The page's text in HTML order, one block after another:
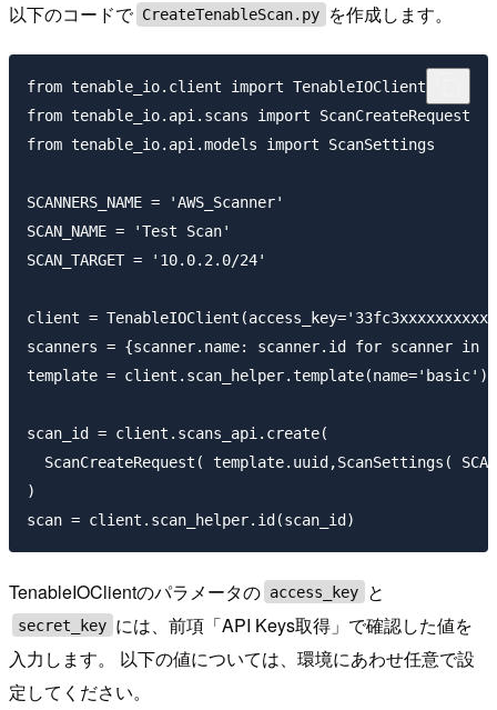
以下のコードで CreateTenableScan.py を作成します。
from tenable_io.client import TenableIOClient
from tenable_io.api.scans import ScanCreateRequest
from tenable_io.api.models import ScanSettings
SCANNERS_NAME = 'AWS_Scanner'
SCAN_NAME = 'Test Scan'
SCAN_TARGET = '10.0.2.0/24'
client =
scanners = {scanner.name: scanner.id for scanner
template = client.scan_helper.template(name='basic')
scan_id = client.scans_api.create(
ScanCreateRequest( template.uuid,ScanSettings(
)
TenableIOClientのパラメータの access_key と
secret_key には、前項「API Keys取得」で確認した値を
入力します。 以下の値については、環境にあわせ任意で設
定してください。